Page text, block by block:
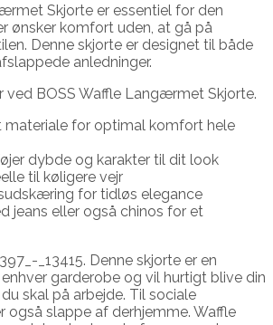
Skjorte er essentiel for den
ønsker komfort uden, at gå på
Denne skjorte er designet til både
anledninger.
ved BOSS Waffle Langærmet Skjorte.
materiale for optimal komfort hele
dybde og karakter til dit look
til køligere vejr
for tidløs elegance
jeans eller også chinos for et
_13415. Denne skjorte er en
garderobe og vil hurtigt blive din
skal på arbejde. Til sociale
også slappe af derhjemme. Waffle